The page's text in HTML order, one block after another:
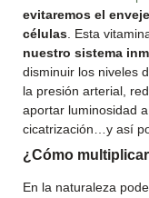
evitaremos el
células . Esta
nuestro sistema
disminuir los niveles
la presión arterial,
aportar luminosidad
cicatrización…y así
¿Cómo
En la naturaleza